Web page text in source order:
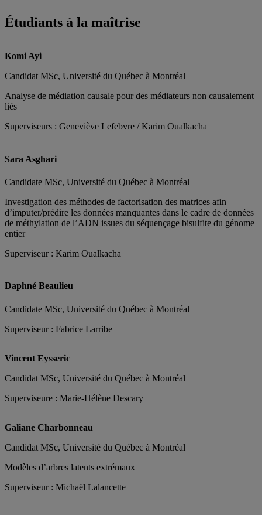
Étudiants à la maîtrise
Komi Ayi
Candidat MSc, Université du Québec à Montréal
Analyse de médiation causale pour des médiateurs non causalement
liés
Superviseurs : Geneviève Lefebvre / Karim Oualkacha
Sara Asghari
Candidate MSc, Université du Québec à Montréal
Investigation des méthodes de factorisation des matrices afin
d’imputer/prédire les données manquantes dans le cadre de données
de méthylation de l’ADN issues du séquençage bisulfite du génome
entier
Superviseur : Karim Oualkacha
Daphné Beaulieu
Candidate MSc, Université du Québec à Montréal
Superviseur : Fabrice Larribe
Vincent Eysseric
Candidat MSc, Université du Québec à Montréal
Superviseure : Marie-Hélène Descary
Galiane Charbonneau
Candidat MSc, Université du Québec à Montréal
Modèles d’arbres latents extrémaux
Superviseur : Michaël Lalancette